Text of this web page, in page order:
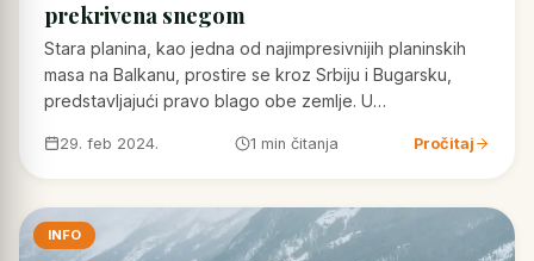
prekrivena snegom
Stara planina, kao jedna od najimpresivnijih planinskih
masa na Balkanu, prostire se kroz Srbiju i Bugarsku,
predstavljajući pravo blago obe zemlje. U…
29. feb 2024. 1 min čitanja Pročitaj
INFO